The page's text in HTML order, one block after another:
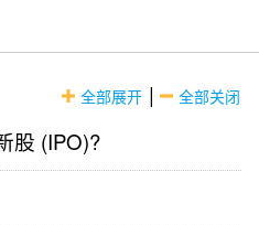
全部展开 | 全部关闭
股 (IPO)?